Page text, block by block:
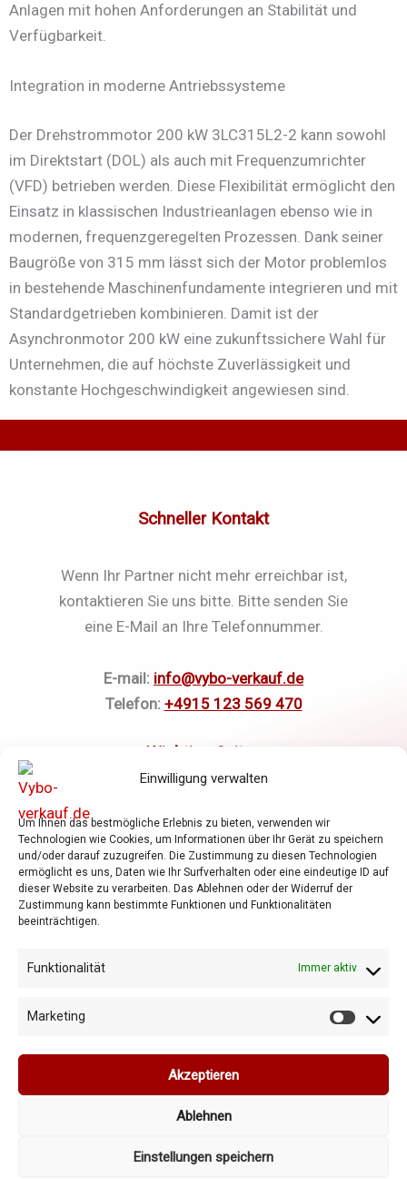
Einwilligung verwalten
Um Ihnen das bestmögliche Erlebnis zu bieten, verwenden wir
Technologien wie Cookies, um Informationen über Ihr Gerät zu speichern
und/oder darauf zuzugreifen. Die Zustimmung zu diesen Technologien
ermöglicht es uns, Daten wie Ihr Surfverhalten oder eine eindeutige ID auf
dieser Website zu verarbeiten. Das Ablehnen oder der Widerruf der
Zustimmung kann bestimmte Funktionen und Funktionalitäten
beeinträchtigen.
Funktionalität Immer aktiv
Marketing
Akzeptieren
Ablehnen
Einstellungen speichern
Anlagen mit hohen Anforderungen an Stabilität und
Verfügbarkeit.
Integration in moderne Antriebssysteme
Der Drehstrommotor 200 kW 3LC315L2-2 kann sowohl
im Direktstart (DOL) als auch mit Frequenzumrichter
(VFD) betrieben werden. Diese Flexibilität ermöglicht den
Einsatz in klassischen Industrieanlagen ebenso wie in
modernen, frequenzgeregelten Prozessen. Dank seiner
Baugröße von 315 mm lässt sich der Motor problemlos
in bestehende Maschinenfundamente integrieren und mit
Standardgetrieben kombinieren. Damit ist der
Asynchronmotor 200 kW eine zukunftssichere Wahl für
Unternehmen, die auf höchste Zuverlässigkeit und
konstante Hochgeschwindigkeit angewiesen sind.
Schneller Kontakt
Wenn Ihr Partner nicht mehr erreichbar ist,
kontaktieren Sie uns bitte. Bitte senden Sie
eine E-Mail an Ihre Telefonnummer.
E-mail: info@vybo-verkauf.de
Telefon: +4915 123 569 470
Frequenzumrichter
Getriebe
Shop
Warenkorb